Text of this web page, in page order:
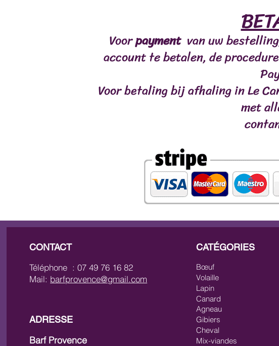
ontvangst FORMULES SPÉCIALES
Voorpayment van uw
account te betalen, de
Voor betaling bij afhaling in Le
met
CONTACT
Téléphone : 07 49 76 16 82
Mail: barfprovence@gmail.com
ADRESSE
Barf Provence
CATÉGORIES
Bœuf
Volaille
Lapin
Agneau
Canard
Gibiers
Cheval
Mix-viandes